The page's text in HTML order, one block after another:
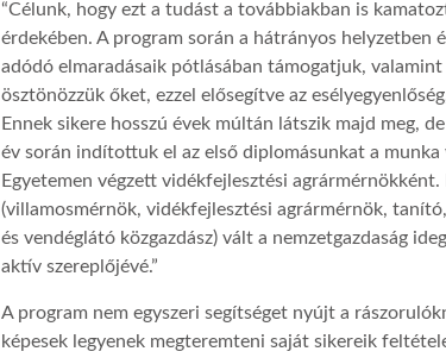
“Célunk, hogy ezt a tudást a továbbiakban is
érdekében. A program során a hátrányos helyzetben
adódó elmaradásaik pótlásában támogatjuk,
ösztönözzük őket, ezzel elősegítve az
Ennek sikere hosszú évek múltán látszik majd meg,
év során indítottuk el az első diplomásunkat a
Egyetemen végzett vidékfejlesztési
(villamosmérnök, vidékfejlesztési agrármérnök,
és vendéglátó közgazdász) vált a nemzetgazdaság
aktív szereplőjévé.”
A program nem egyszeri segítséget nyújt a
képesek legyenek megteremteni saját sikereik